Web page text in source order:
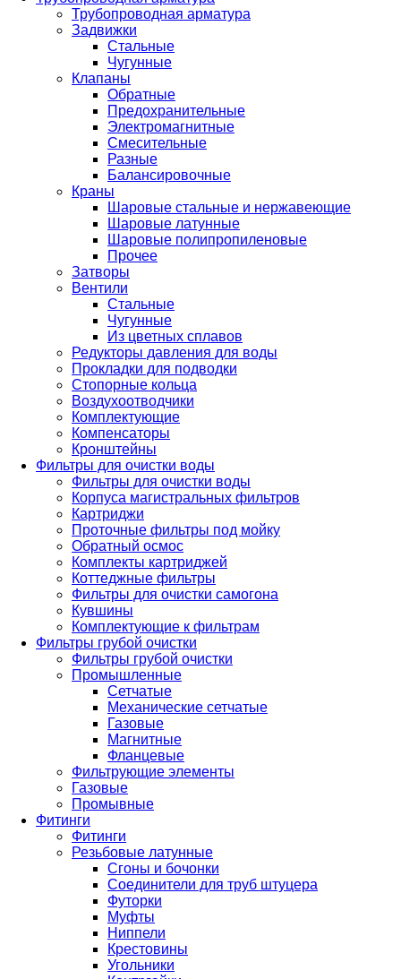
Трубопроводная арматура
Задвижки
Стальные
Чугунные
Клапаны
Обратные
Предохранительные
Электромагнитные
Смесительные
Разные
Балансировочные
Краны
Шаровые стальные и нержавеющие
Шаровые латунные
Шаровые полипропиленовые
Прочее
Затворы
Вентили
Стальные
Чугунные
Из цветных сплавов
Редукторы давления для воды
Прокладки для подводки
Стопорные кольца
Воздухоотводчики
Комплектующие
Компенсаторы
Кронштейны
Фильтры для очистки воды
Фильтры для очистки воды
Корпуса магистральных фильтров
Картриджи
Проточные фильтры под мойку
Обратный осмос
Комплекты картриджей
Коттеджные фильтры
Фильтры для очистки самогона
Кувшины
Комплектующие к фильтрам
Фильтры грубой очистки
Фильтры грубой очистки
Промышленные
Сетчатые
Механические сетчатые
Газовые
Магнитные
Фланцевые
Фильтрующие элементы
Газовые
Промывные
Фитинги
Фитинги
Резьбовые латунные
Сгоны и бочонки
Соединители для труб штуцера
Футорки
Муфты
Ниппели
Крестовины
Угольники